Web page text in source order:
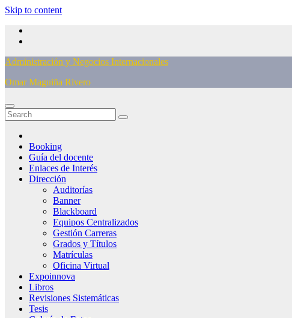
Skip to content
Administración y Negocios Internacionales
Omar Maguiña Rivero
Booking
Guía del docente
Enlaces de Interés
Dirección
Auditorías
Banner
Blackboard
Equipos Centralizados
Gestión Carreras
Grados y Títulos
Matrículas
Oficina Virtual
Expoinnova
Libros
Revisiones Sistemáticas
Tesis